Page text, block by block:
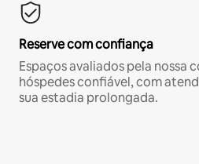
Reserve com confiança
Espaços avaliados pela nossa
hóspedes confiável, com
sua estadia prolongada.